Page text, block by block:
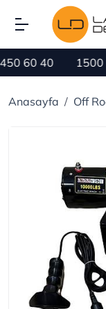
1500 TL ve
Anasayfa Off